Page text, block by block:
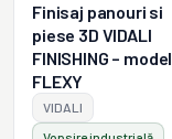
Finisaj panouri si
piese 3D VIDALI
FINISHING – model
FLEXY
VIDALI